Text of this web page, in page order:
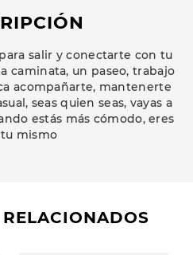
salir y conectarte con tu
caminata, un paseo, trabajo
acompañarte, mantenerte
seas quien seas, vayas a
estás más cómodo, eres
tu mismo